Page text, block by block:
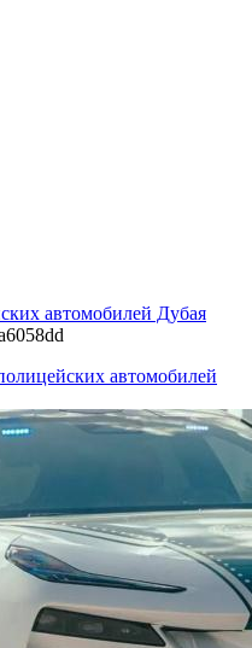
автомобилей Дубая
автомобилей